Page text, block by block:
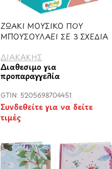
ΖΩΑΚΙ ΜΟΥΣΙΚΟ ΠΟΥ
ΜΠΟΥΣΟΥΛΑΕΙ ΣΕ 3 ΣΧΕΔΙΑ
ΔΙΑΚΑΚΗΣ
Διαθέσιμο για
προπαραγγελία
GTIN: 5205698704451
Συνδεθείτε για να δείτε
τιμές